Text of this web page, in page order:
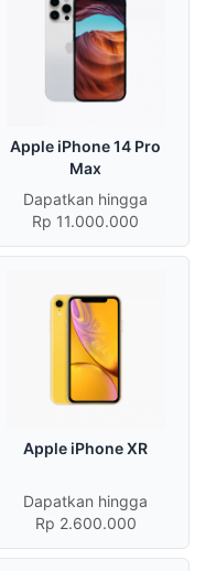
Apple iPhone 14 Pro
Max
Dapatkan hingga
Rp 11.000.000
Apple iPhone XR
Dapatkan hingga
Rp 2.600.000